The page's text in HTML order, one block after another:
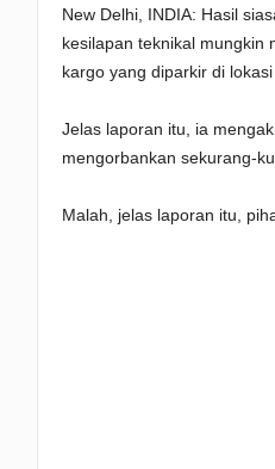
New Delhi, INDIA: Hasil
kesilapan teknikal mungkin
kargo yang diparkir di lokasi
Jelas laporan itu, ia
mengorbankan sekurang-
Malah, jelas laporan itu,